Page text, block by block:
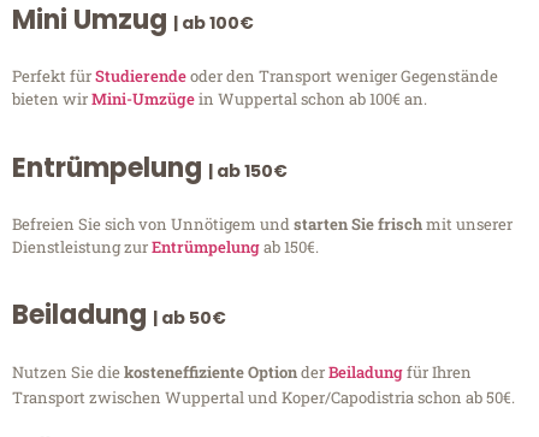
Mini Umzug | ab 100€
Perfekt fürStudierendeoder den Transport weniger Gegenstände
bieten wirMini-Umzügein Wuppertal schon ab 100€ an.
Entrümpelung | ab 150€
Befreien Sie sich von Unnötigem undstarten Sie frischmit unserer
Dienstleistung zurEntrümpelungab 150€.
Beiladung | ab 50€
Nutzen Sie diekosteneffiziente OptionderBeiladungfür Ihren
Transport zwischen Wuppertal und Koper/Capodistria schon ab 50€.